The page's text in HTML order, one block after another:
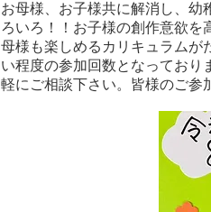
お母様、お子様共に解消し、幼
ろいろ！！お子様の創作意欲
母様も楽しめるカリキュラムが
い程度の参加回数となっており
軽にご相談下さい。皆様のご参